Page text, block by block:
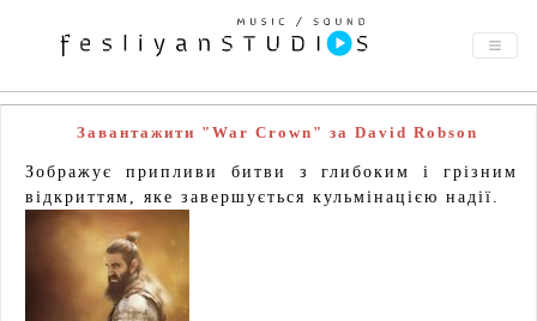
Завантажити "War Crown" за David Robson
Зображує припливи битви з глибоким і грізним
відкриттям, яке завершується кульмінацією надії.